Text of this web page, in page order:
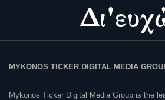
MYKONOS TICKER DIGITAL MEDIA
Mykonos Ticker Digital Media Group is the